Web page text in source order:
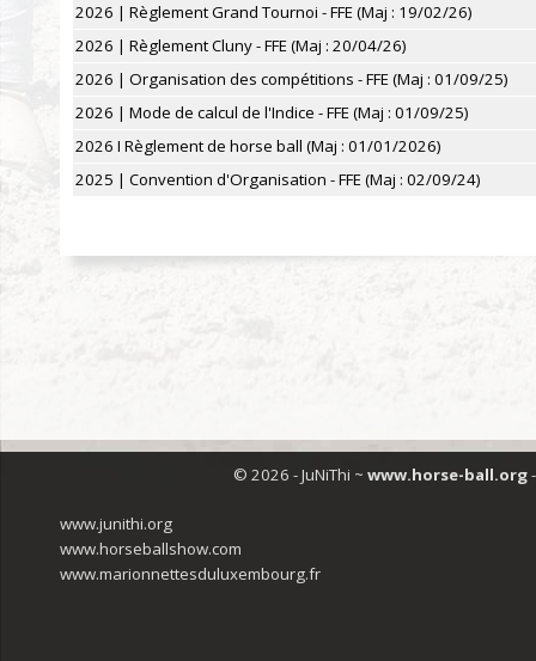
2026 | Règlement Grand Tournoi - FFE (Maj : 19/02/26)
2026 | Règlement Cluny - FFE (Maj : 20/04/26)
2026 | Organisation des compétitions - FFE (Maj : 01/09/25)
2026 | Mode de calcul de l'Indice - FFE (Maj : 01/09/25)
2026 I Règlement de horse ball (Maj : 01/01/2026)
2025 | Convention d'Organisation - FFE (Maj : 02/09/24)
© 2026 - JuNiThi ~www.horse-ball.org
www.junithi.org
www.horseballshow.com
www.marionnettesduluxembourg.fr